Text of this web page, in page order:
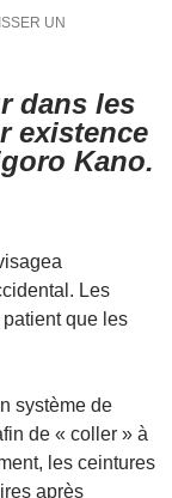
UN
dans les
existence
Kano.
Les
que les
système de
de « coller » à
les ceintures
après